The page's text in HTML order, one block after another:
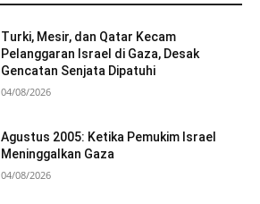
Turki, Mesir, dan Qatar Kecam
Pelanggaran Israel di Gaza, Desak
Gencatan Senjata Dipatuhi
04/08/2026
Agustus 2005: Ketika Pemukim Israel
Meninggalkan Gaza
04/08/2026